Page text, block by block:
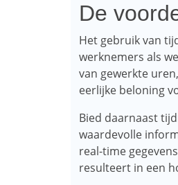
De
Het gebruik van
werknemers als
van gewerkte
eerlijke beloning
Bied daarnaast
waardevolle
real-time
resulteert in een